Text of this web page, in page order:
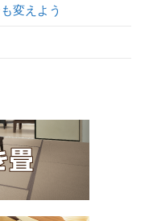
変えよう